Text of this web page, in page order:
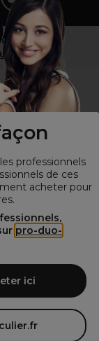
professionnels
de ces
acheter pour
pro-duo-
ici
?
!
proposons une
coiffure et
et instituts
à tous ceux
de coiffure et de